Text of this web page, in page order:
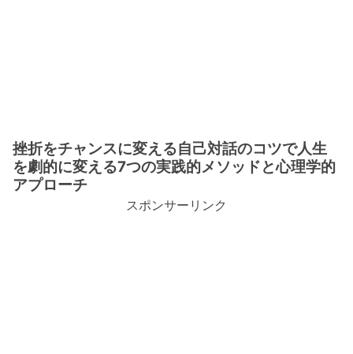
挫折をチャンスに変える自己対話のコツで人生
を劇的に変える7つの実践的メソッドと心理学的
アプローチ
スポンサーリンク